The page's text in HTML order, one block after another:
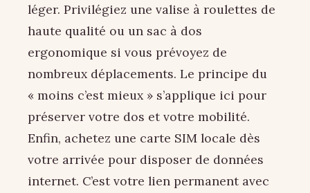
léger. Privilégiez une valise à roulettes de
haute qualité ou un sac à dos
ergonomique si vous prévoyez de
nombreux déplacements. Le principe du
« moins c’est mieux » s’applique ici pour
préserver votre dos et votre mobilité.
Enfin, achetez une carte SIM locale dès
votre arrivée pour disposer de données
internet. C’est votre lien permanent avec